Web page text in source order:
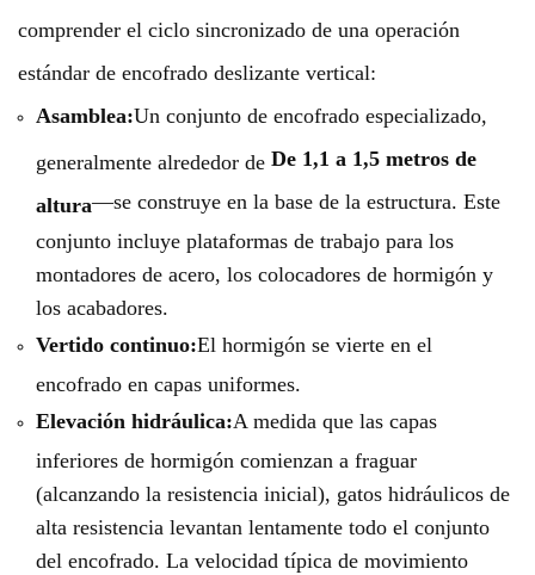
comprender el ciclo sincronizado de una operación
estándar de encofrado deslizante vertical:
Asamblea:Un conjunto de encofrado especializado,
generalmente alrededor de De 1,1 a 1,5 metros de
altura—se construye en la base de la estructura. Este
conjunto incluye plataformas de trabajo para los
montadores de acero, los colocadores de hormigón y
los acabadores.
Vertido continuo:El hormigón se vierte en el
encofrado en capas uniformes.
Elevación hidráulica:A medida que las capas
inferiores de hormigón comienzan a fraguar
(alcanzando la resistencia inicial), gatos hidráulicos de
alta resistencia levantan lentamente todo el conjunto
del encofrado. La velocidad típica de movimiento